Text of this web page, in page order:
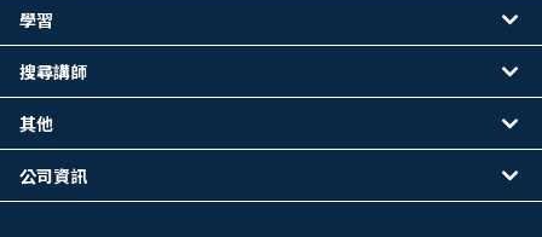
學習
搜尋講師
其他
公司資訊